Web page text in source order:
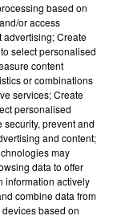
based on
or access
advertising; Create
select personalised
content
or combinations
services; Create
personalised
prevent and
and content;
may
data to offer
information actively
combine data from
based on